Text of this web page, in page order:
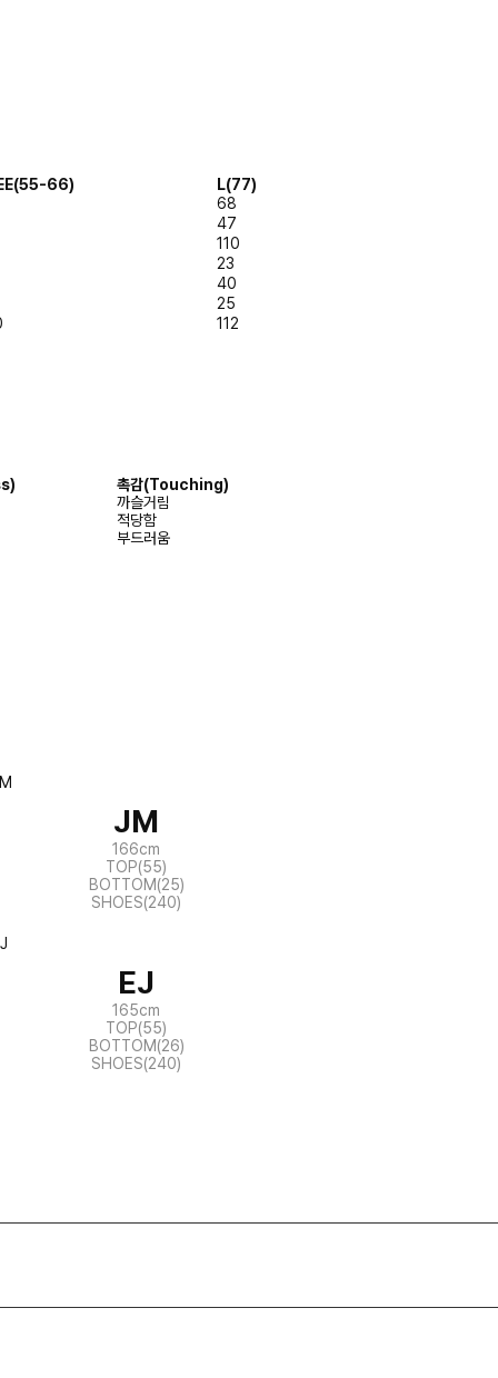
66)
L(77)
68
47
110
23
40
25
112
촉감(Touching)
까슬거림
적당함
부드러움
JM
166cm
TOP(55)
BOTTOM(25)
SHOES(240)
EJ
165cm
TOP(55)
BOTTOM(26)
SHOES(240)